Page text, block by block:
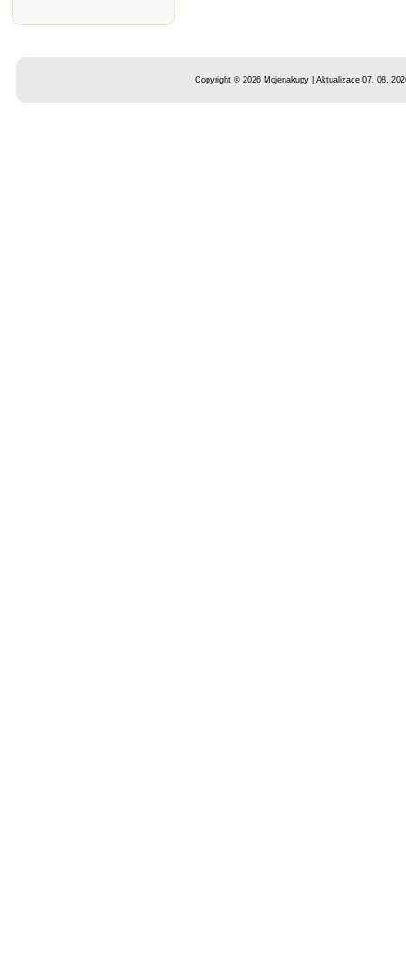
Copyright © 2026 Mojenakupy | Aktualizace 07. 08.